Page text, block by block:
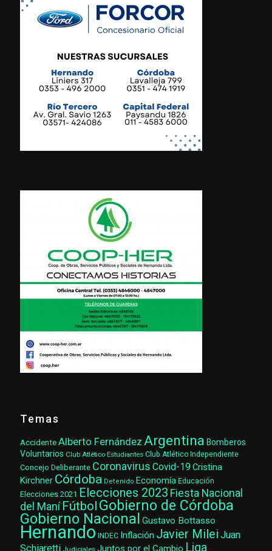
Temas
AccidenteAlberto Fernández Argentina Bomberos
Voluntarios Club Atlético Estudiantes Club Atlético Independiente
Concejo Deliberante Coronavirus Covid-19 Cristina
Kirchner Córdoba Detenido Economía Educación
Elecciones 2021 Elecciones 2023 Fiesta Nacional
del Maní Fútbol Gobierno de Córdoba
Gobierno Nacional Gustavo Bottasso
Hernando INDEC Inflación Javier Milei Juan
Schiaretti Judiciales Juntos por el Cambio Liga